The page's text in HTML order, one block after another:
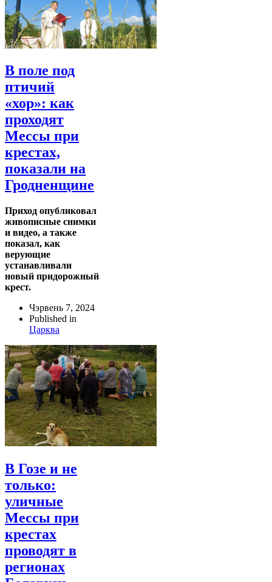
В поле под
птичий
«хор»: как
проходят
Мессы при
крестах,
показали на
Гродненщине
Приход опубликовал
живописные снимки
и видео, а также
показал, как
верующие
устанавливали
новый придорожный
крест.
Чэрвень 7, 2024
Published in
Царква
В Гозе и не
только:
уличные
Мессы при
крестах
проводят в
регионах